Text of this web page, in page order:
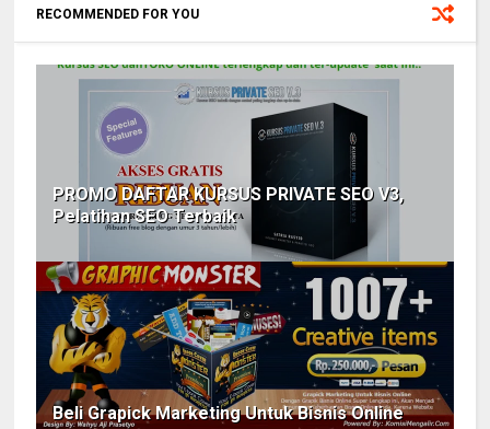
RECOMMENDED FOR YOU
PROMO DAFTAR KURSUS PRIVATE SEO V3,
Pelatihan SEO Terbaik
Beli Grapick Marketing Untuk Bisnis Online